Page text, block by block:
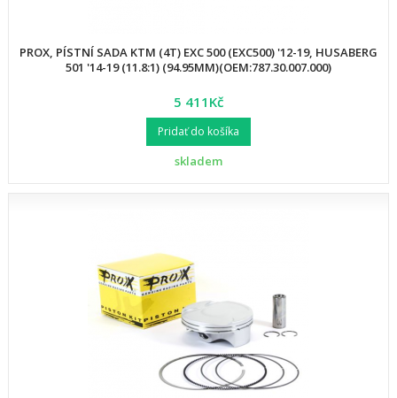
PROX, PÍSTNÍ SADA KTM (4T) EXC 500 (EXC500) '12-19, HUSABERG
501 '14-19 (11.8:1) (94.95MM)(OEM:787.30.007.000)
5 411Kč
Pridať do košíka
skladem